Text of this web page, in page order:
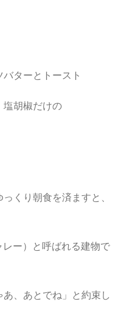
ターとトースト
塩胡椒だけの
くり朝食を済ますと、
ー）と呼ばれる建物で
、あとでね」と約束し